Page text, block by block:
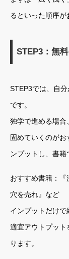
るといった順序が
STEP3：無
STEP3では、自
です。
独学で進める場合
固めていくのがお
ンプットし、書籍
おすすめ書籍：
穴を売れ』など
インプットだけ
適宜アウトプット
ります。